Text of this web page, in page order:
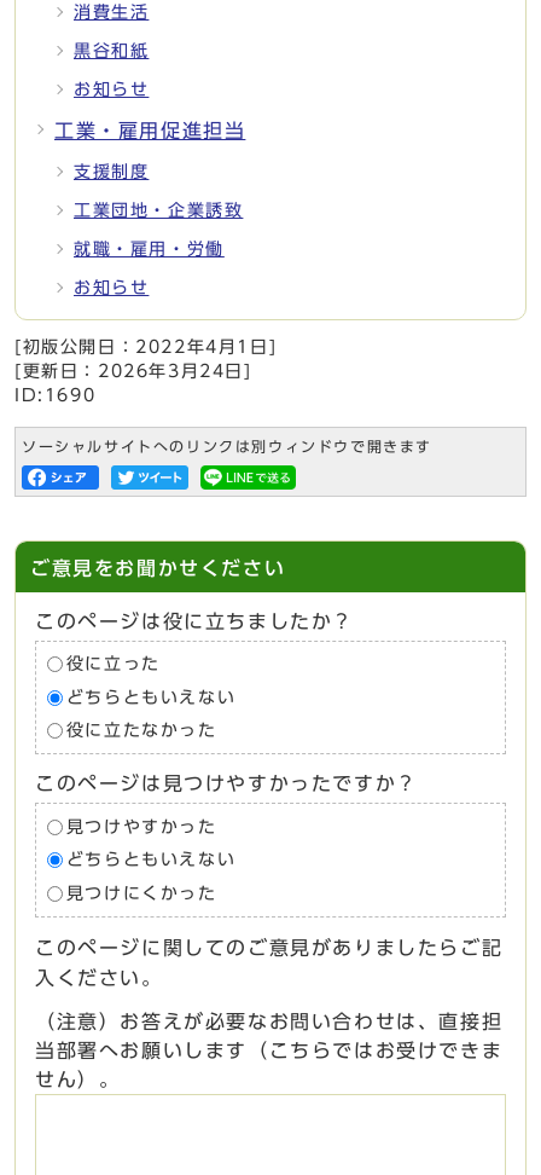
消費生活
黒谷和紙
お知らせ
工業・雇用促進担当
支援制度
工業団地・企業誘致
就職・雇用・労働
お知らせ
[初版公開日： 2022年4月1日
[更新日： 2026年3月24日
ID:1690
ソーシャルサイトへのリンクは別ウィンドウで開きます
ご意見をお聞かせください
このページは役に立ちましたか？
役に立った
どちらともいえない
役に立たなかった
このページは見つけやすかったですか？
見つけやすかった
どちらともいえない
見つけにくかった
このページに関してのご意見がありましたらご記
入ください。
（注意）お答えが必要なお問い合わせは、直接担
当部署へお願いします（こちらではお受けできま
せん）。